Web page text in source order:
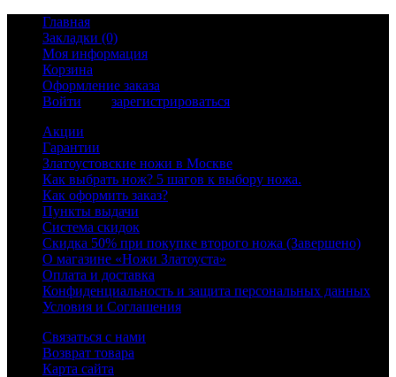
Главная
Закладки (0)
Моя информация
Корзина
Оформление заказа
Войти
зарегистрироваться
Акции
Гарантии
Златоустовские ножи в Москве
Как выбрать нож? 5 шагов к выбору ножа.
Как оформить заказ?
Пункты выдачи
Система скидок
Скидка 50% при покупке второго ножа (Завершено)
О магазине «Ножи Златоуста»
Оплата и доставка
Конфиденциальность и защита персональных данных
Условия и Соглашения
Связаться с нами
Возврат товара
Карта сайта